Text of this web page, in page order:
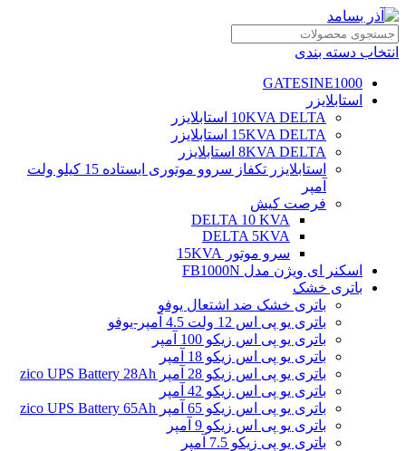
انتخاب دسته بندی
GATESINE1000
استابلایزر
10KVA DELTA استابلایزر
15KVA DELTA استابلایزر
8KVA DELTA استابلایزر
استابلایزر تکفاز سروو موتوری ایستاده 15 کیلو ولت
آمپر
فرصت کیش
DELTA 10 KVA
DELTA 5KVA
سرو موتور 15KVA
اسکنر ای ویژن مدل FB1000N
باتری خشک
باتری خشک ضد اشتعال یوفو
باتری یو پی اس 12 ولت 4.5 آمپر-یوفو
باتری یو پی اس زیکو 100 آمپر
باتری یو پی اس زیکو 18 آمپر
باتری یو پی اس زیکو 28 آمپر zico UPS Battery 28Ah
باتری یو پی اس زیکو 42 آمپر
باتری یو پی اس زیکو 65 آمپر zico UPS Battery 65Ah
باتری یو پی اس زیکو 9 آمپر
باتری یو پی زیکو 7.5 آمپر